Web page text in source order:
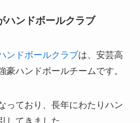
ハンドボールクラブ
ンドボールクラブは、安芸高
豪ハンドボールチームです。
っており、長年にわたりハン
してきました。